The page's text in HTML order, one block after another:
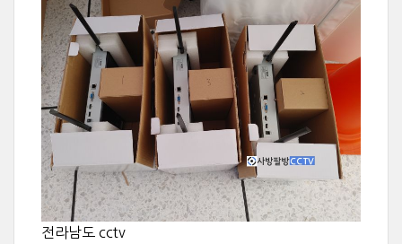
전라남도 cctv